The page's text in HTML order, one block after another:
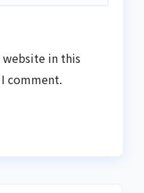
website in this
comment.